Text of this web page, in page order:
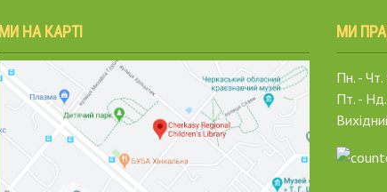
МИ НА КАРТІ МИ
Пн. -
Пт. -